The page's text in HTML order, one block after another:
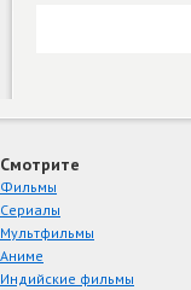
Смотрите
Фильмы
Сериалы
Мультфильмы
Аниме
Индийские фильмы